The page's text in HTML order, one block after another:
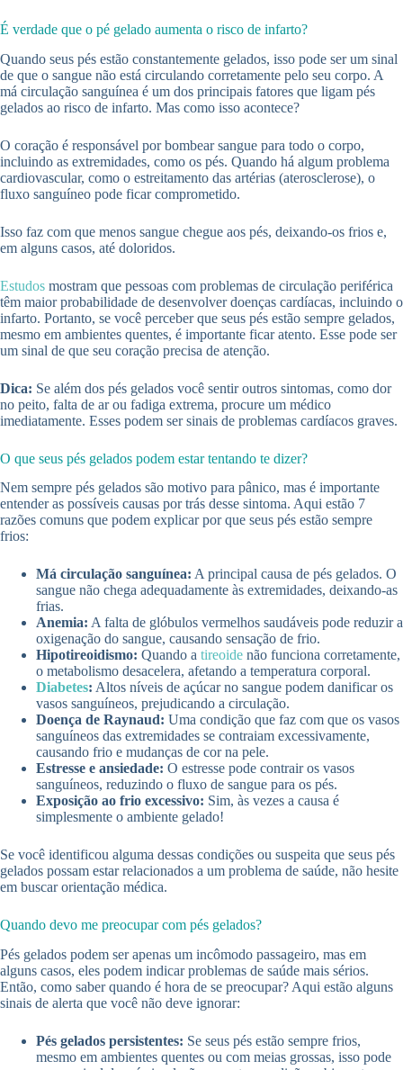
É verdade que o pé gelado aumenta o risco de infarto?
Quando seus pés estão constantemente gelados, isso pode ser um sinal
de que o sangue não está circulando corretamente pelo seu corpo. A
má circulação sanguínea é um dos principais fatores que ligam pés
gelados ao risco de infarto. Mas como isso acontece?
O coração é responsável por bombear sangue para todo o corpo,
incluindo as extremidades, como os pés. Quando há algum problema
cardiovascular, como o estreitamento das artérias (aterosclerose), o
fluxo sanguíneo pode ficar comprometido.
Isso faz com que menos sangue chegue aos pés, deixando-os frios e,
em alguns casos, até doloridos.
Estudos mostram que pessoas com problemas de circulação periférica
têm maior probabilidade de desenvolver doenças cardíacas, incluindo o
infarto. Portanto, se você perceber que seus pés estão sempre gelados,
mesmo em ambientes quentes, é importante ficar atento. Esse pode ser
um sinal de que seu coração precisa de atenção.
Dica: Se além dos pés gelados você sentir outros sintomas, como dor
no peito, falta de ar ou fadiga extrema, procure um médico
imediatamente. Esses podem ser sinais de problemas cardíacos graves.
O que seus pés gelados podem estar tentando te dizer?
Nem sempre pés gelados são motivo para pânico, mas é importante
entender as possíveis causas por trás desse sintoma. Aqui estão 7
razões comuns que podem explicar por que seus pés estão sempre
frios:
Má circulação sanguínea: A principal causa de pés gelados. O
sangue não chega adequadamente às extremidades, deixando-as
frias.
Anemia: A falta de glóbulos vermelhos saudáveis pode reduzir a
oxigenação do sangue, causando sensação de frio.
Hipotireoidismo: Quando a tireoide não funciona corretamente,
o metabolismo desacelera, afetando a temperatura corporal.
Diabetes: Altos níveis de açúcar no sangue podem danificar os
vasos sanguíneos, prejudicando a circulação.
Doença de Raynaud: Uma condição que faz com que os vasos
sanguíneos das extremidades se contraiam excessivamente,
causando frio e mudanças de cor na pele.
Estresse e ansiedade: O estresse pode contrair os vasos
sanguíneos, reduzindo o fluxo de sangue para os pés.
Exposição ao frio excessivo: Sim, às vezes a causa é
simplesmente o ambiente gelado!
Se você identificou alguma dessas condições ou suspeita que seus pés
gelados possam estar relacionados a um problema de saúde, não hesite
em buscar orientação médica.
Quando devo me preocupar com pés gelados?
Pés gelados podem ser apenas um incômodo passageiro, mas em
alguns casos, eles podem indicar problemas de saúde mais sérios.
Então, como saber quando é hora de se preocupar? Aqui estão alguns
sinais de alerta que você não deve ignorar:
Pés gelados persistentes: Se seus pés estão sempre frios,
mesmo em ambientes quentes ou com meias grossas, isso pode